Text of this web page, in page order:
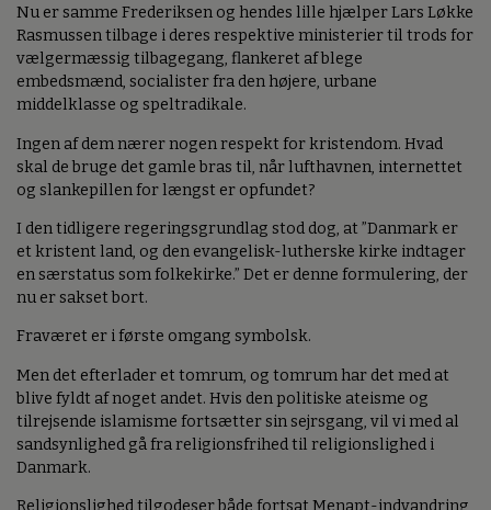
Nu er samme Frederiksen og hendes lille hjælper Lars Løkke
Rasmussen tilbage i deres respektive ministerier til trods for
vælgermæssig tilbagegang, flankeret af blege
embedsmænd, socialister fra den højere, urbane
middelklasse og speltradikale.
Ingen af dem nærer nogen respekt for kristendom. Hvad
skal de bruge det gamle bras til, når lufthavnen, internettet
og slankepillen for længst er opfundet?
I den tidligere regeringsgrundlag stod dog, at ”Danmark er
et kristent land, og den evangelisk-lutherske kirke indtager
en særstatus som folkekirke.” Det er denne formulering, der
nu er sakset bort.
Fraværet er i første omgang symbolsk.
Men det efterlader et tomrum, og tomrum har det med at
blive fyldt af noget andet. Hvis den politiske ateisme og
tilrejsende islamisme fortsætter sin sejrsgang, vil vi med al
sandsynlighed gå fra religionsfrihed til religionslighed i
Danmark.